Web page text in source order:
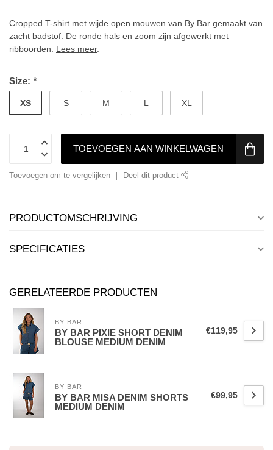
Cropped T-shirt met wijde open mouwen van By Bar gemaakt van
zacht badstof. De ronde hals en zoom zijn afgewerkt met
ribboorden. Lees meer.
Size: *
XS S M L XL
TOEVOEGEN AAN WINKELWAGEN
Toevoegen om te vergelijken Deel dit product
PRODUCTOMSCHRIJVING
SPECIFICATIES
GERELATEERDE PRODUCTEN
BY BAR
BY BAR PIXIE SHORT DENIM
BLOUSE MEDIUM DENIM
€119,95
BY BAR
BY BAR MISA DENIM SHORTS
MEDIUM DENIM
€99,95